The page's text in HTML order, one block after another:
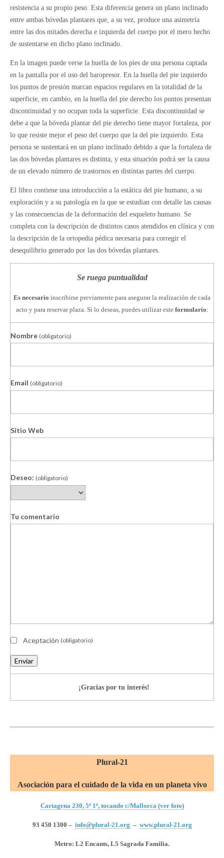
resistencia a su propio peso. Esta diferencia genera un plano inclinado
entre ambas bóvedas plantares que, a su vez, produce una asimetría
entre las dos mitades derecha e izquierda del cuerpo por el mero hecho
de sustentarse en dicho plano inclinado.
En la imagen puede verse la huella de los pies de una persona captada
en la pantalla por el uso del baropresor. En la huella del pie izquierdo
los puntos de presión marcan espacios regulares en la totalidad de la
superficie, en cambio, en la huella del pie derecho los puntos presentan
discontinuidad y no ocupan toda la superficie. Esta discontinuidad se
debe a que la bóveda plantar del pie derecho tiene mayor fortaleza, por
lo que resiste mejor el peso del cuerpo que la del pie izquierdo. Esta
persona se sustentará en un plano inclinado debido a que la fortaleza de
las dos bóvedas plantares es distinta, y esta situación podrá ser la causa
de un elevado número de trastornos en distintas partes del cuerpo.
El libro contiene una introducción a la estática del pie humano, a su
exploración y a su patología en la que se estudian con detalle las causas
y las consecuencias de la deformación del esqueleto humano. Se
completa con la descripción de distintos casos atendidos en clínica y con
la descripción de la ortopedia pédica necesaria para corregir el
desequilibrio generado por las dos bóvedas plantares.
Se ruega puntualidad
Es necesario inscribirse previamente para asegurar la realización de cada
acto y para reservar plaza. Si lo deseas, puedes utilizar este formulario:
Nombre (obligatorio)
Email (obligatorio)
Sitio Web
Deseo: (obligatorio)
Tu comentario
Aceptación (obligatorio)
Enviar
¡Gracias por tu interés!
Plural-21
Asociación para el cuidado de la vida en un planeta vivo
Cartagena 230, 5º 1ª, tocando c/Mallorca (ver foto)
93 450 1300 – info@plural-21.org – www.plural-21.org
Metro: L2 Encants, L5 Sagrada Familia.